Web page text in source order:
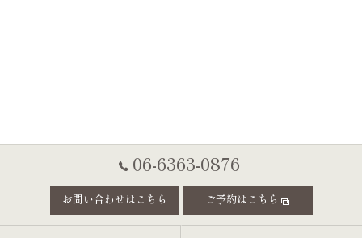
06-6363-0876
お問い合わせはこちら ご予約はこちら